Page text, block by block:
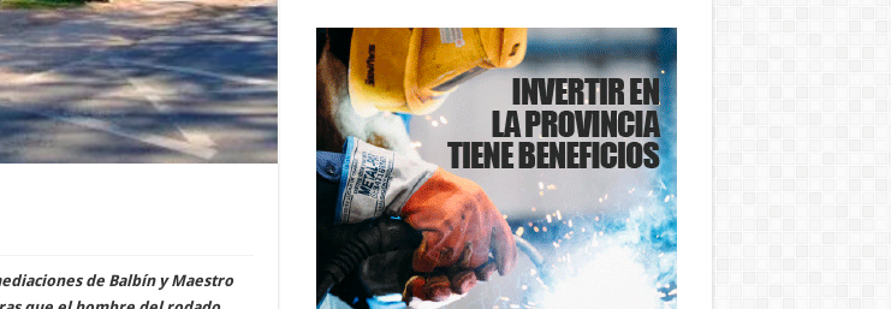
de Balbín y Maestro